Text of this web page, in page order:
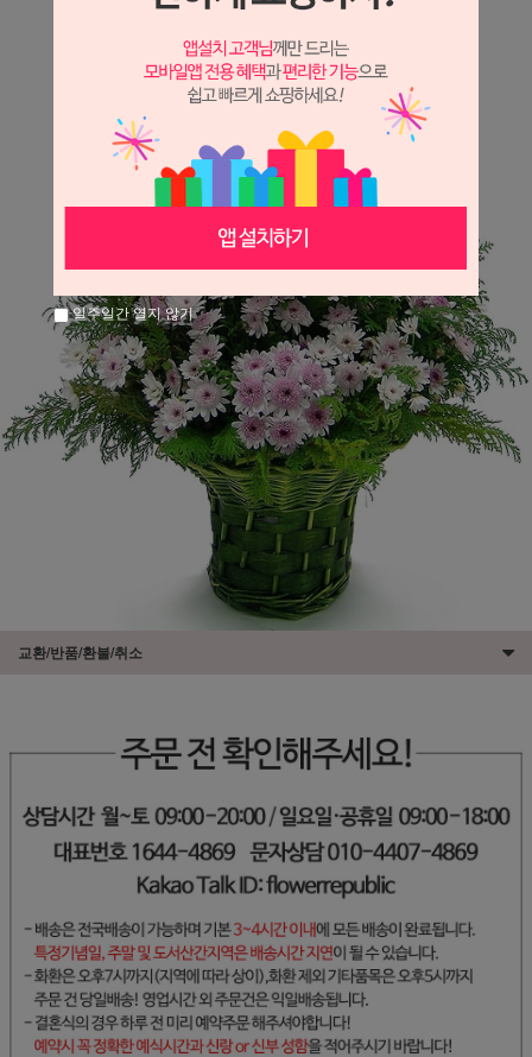
상세 정보를 확대해 보실 수 있습니다.
교환/반품/환불/취소
일주일간 열지 않기